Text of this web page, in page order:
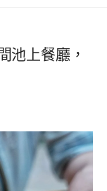
池上餐廳，